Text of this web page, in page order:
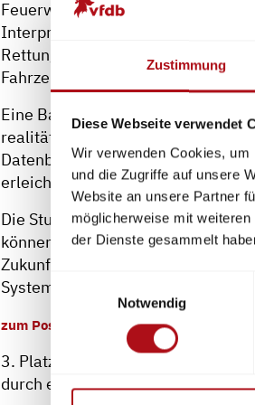
Zustimmung
Diese Webseite verwendet
Wir verwenden Cookies,
und die Zugriffe auf unsere
Website an unsere Partner
möglicherweise mit
der Dienste gesammelt
Einwilligungsauswahl
Notwendig
Feuerwehr zweidimensionale
Interpretationsspielraum bei der
Rettungsdatenblätter könnten
Fahrzeug sichtbar machen. Dies
Eine Bachelor-Thesis
realitätsnahen Szenarien
Datenblätter eine sichere und
erleichterte die
Die Studie zeigt, dass AR-
können. Die hohe Akzeptanz und
Zukunftsaussichten hin. Weitere
Systeme zu optimieren.
zum Posterbook
3. Platz:
-
durch ein Fuzzy-Bayessches-